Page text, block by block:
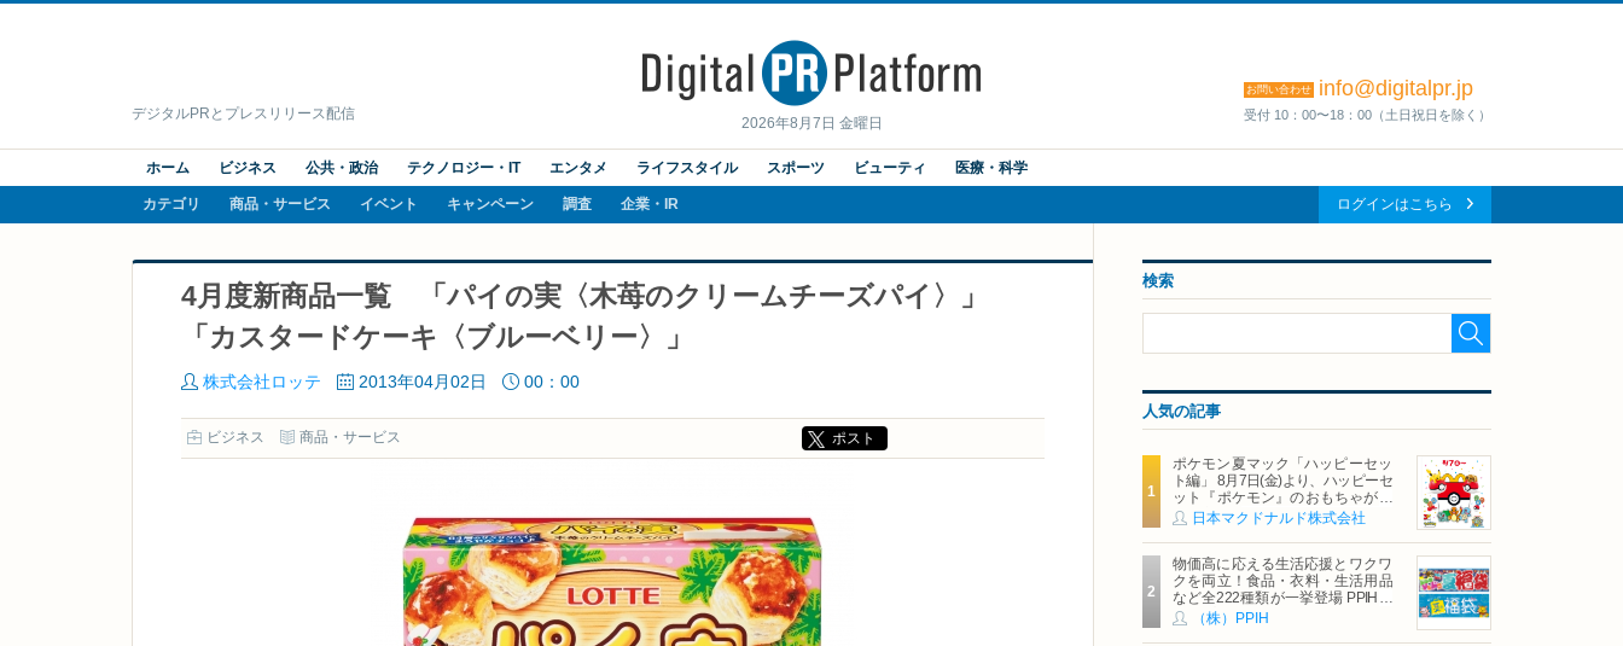
2026年8月7日 金曜日
デジタルPRとプレスリリース配信
お問い合わせ info@digitalpr.jp
受付 10：00〜18：00（土日祝日を除く）
ホーム ビジネス 公共・政治 テクノロジー・IT エンタメ ライフスタイル スポーツ ビューティ 医療・科学
カテゴリ 商品・サービス イベント キャンペーン 調査 企業・IR ログインはこちら
4月度新商品一覧 「パイの実〈木苺のクリームチーズパイ〉」
「カスタードケーキ〈ブルーベリー〉」
株式会社ロッテ 2013年04月02日 00：00
ビジネス 商品・サービス ポスト
検索
人気の記事
ポケモン夏マック「ハッピーセッ
ト編」 8月7日(金)より、ハッピーセ
ット『ポケモン』のおもちゃが期
間限定登場
日本マクドナルド株式会社
物価高に応える生活応援とワクワ
クを両立！食品・衣料・生活用品
など全222種類が一挙登場 PPIHグ
ループ「夏福袋」＆セール 8月6日
(木)より順次スタート
（株）PPIH